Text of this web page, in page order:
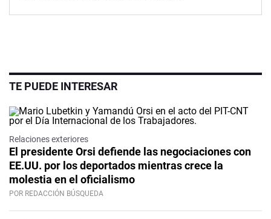
TE PUEDE INTERESAR
Relaciones exteriores
El presidente Orsi defiende las negociaciones con
EE.UU. por los deportados mientras crece la
molestia en el oficialismo
POR REDACCIÓN BÚSQUEDA